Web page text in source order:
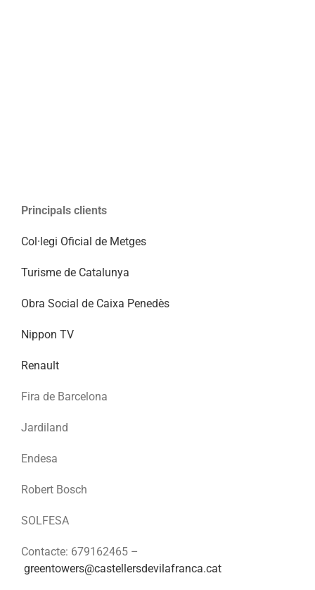
Principals clients
Col·legi Oficial de Metges
Turisme de Catalunya
Obra Social de Caixa Penedès
Nippon TV
Renault
Fira de Barcelona
Jardiland
Endesa
Robert Bosch
SOLFESA
Contacte: 679162465 –
greentowers@castellersdevilafranca.cat